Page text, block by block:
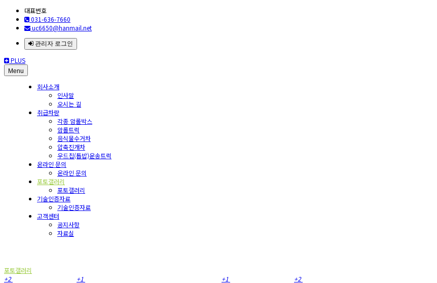
대표번호
031-636-7660
uc6650@hanmail.net
관리자 로그인
PLUS
Menu
회사소개
인사말
오시는 길
취급차량
각종 암롤박스
암롤트럭
음식물수거차
압축진개차
우드칩(톱밥)운송트럭
온라인 문의
온라인 문의
포토갤러리
포토갤러리
기술인증자료
기술인증자료
고객센터
공지사항
자료실
포토갤러리
+2
+1
+1
+2